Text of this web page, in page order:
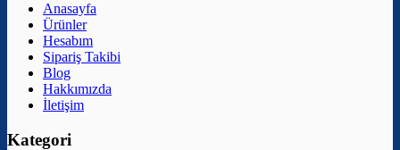
Anasayfa
Ürünler
Hesabım
Sipariş Takibi
Blog
Hakkımızda
İletişim
Kategori